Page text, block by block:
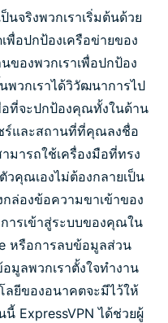
นจริงพวกเราเริ่มต้นด้วย
พื่อปกป้องเครือข่ายของ
ของพวกเราเพื่อปกป้อง
พวกเราได้วิวัฒนาการไป
อที่จะปกป้องคุณทั้งในด้าน
ร์และสถานที่ที่คุณลงชื่อ
มารถใช้เครื่องมือที่ทรง
คุณเองไม่ต้องกลายเป็น
ล่องข้อความขาเข้าของ
ารเข้าสู่ระบบของคุณใน
หรือการลบข้อมูลส่วน
มูลพวกเราตั้งใจทำงาน
ลยีของอนาคตจะมีไว้ให้
นี้ ExpressVPNได้ช่วยผู้